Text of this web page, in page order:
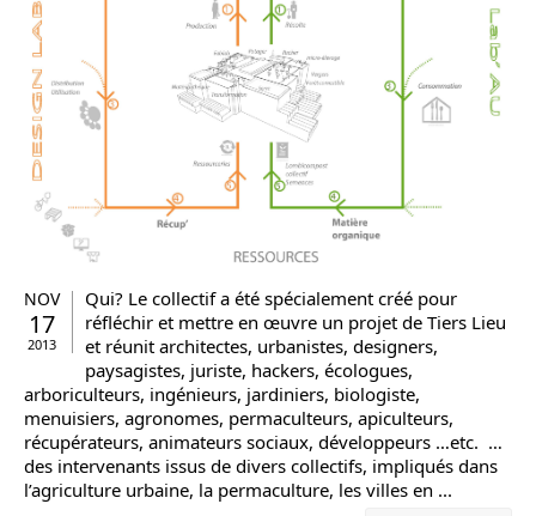
NOV
17
2013
Qui? Le collectif a été spécialement créé pour
réfléchir et mettre en œuvre un projet de Tiers Lieu
et réunit architectes, urbanistes, designers,
paysagistes, juriste, hackers, écologues,
arboriculteurs, ingénieurs, jardiniers, biologiste,
menuisiers, agronomes, permaculteurs, apiculteurs,
récupérateurs, animateurs sociaux, développeurs …etc. …
des intervenants issus de divers collectifs, impliqués dans
l’agriculture urbaine, la permaculture, les villes en ...